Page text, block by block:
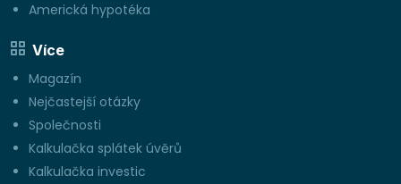
Americká hypotéka
Více
Magazín
Nejčastejší otázky
Společnosti
Kalkulačka splátek úvěrů
Kalkulačka investic